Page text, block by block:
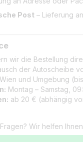
Post – Lieferung
wir die Bestellung
der Autoscheibe
und Umgebung
Montag – Samstag,
ab 20 € (abhängig
Wir helfen